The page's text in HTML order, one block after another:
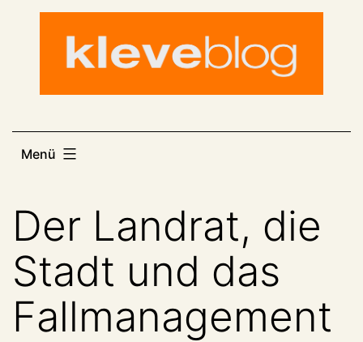
Menü
Der Landrat, die
Stadt und das
Fallmanagement